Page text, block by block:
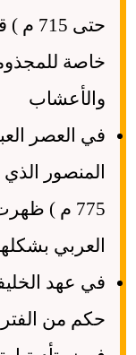
حتى
خاصة
والأعشاب
في العصر
775 م )
العربي
في عهد